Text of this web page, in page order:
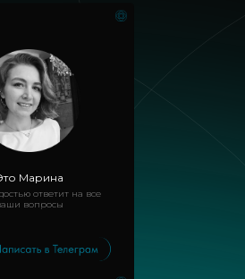
ответит на все
вопросы
Марина